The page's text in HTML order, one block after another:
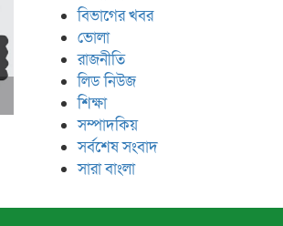
বিভাগের খবর
ভোলা
রাজনীতি
লিড নিউজ
শিক্ষা
সম্পাদকিয়
সর্বশেষ সংবাদ
সারা বাংলা